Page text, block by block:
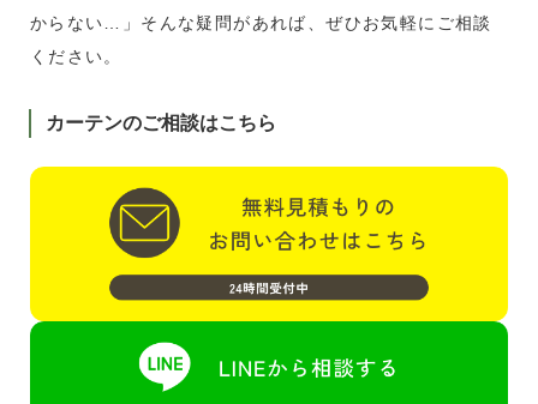
からない…」そんな疑問があれば、ぜひお気軽にご相談
ください。
カーテンのご相談はこちら